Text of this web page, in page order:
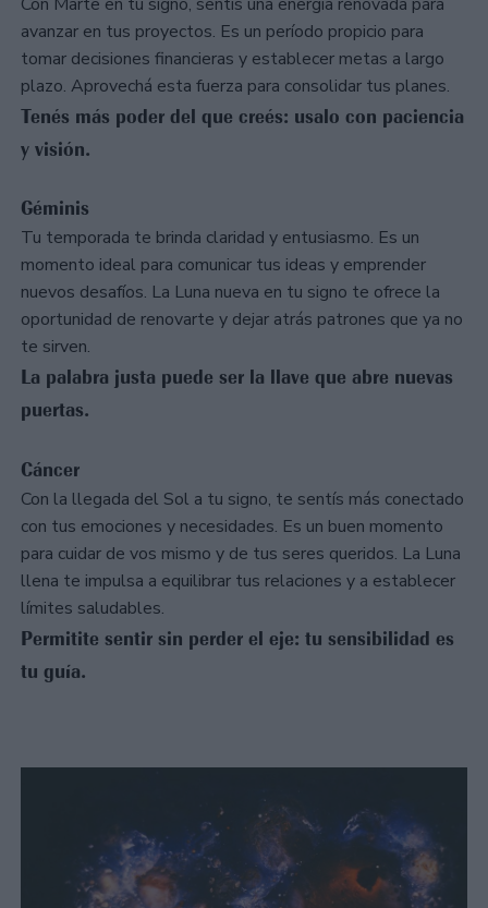
avanzar en tus proyectos. Es un período propicio para
tomar decisiones financieras y establecer metas a largo
plazo. Aprovechá esta fuerza para consolidar tus planes.
Tenés más poder del que creés: usalo con paciencia
y visión.
Géminis
Tu temporada te brinda claridad y entusiasmo. Es un
momento ideal para comunicar tus ideas y emprender
nuevos desafíos. La Luna nueva en tu signo te ofrece la
oportunidad de renovarte y dejar atrás patrones que ya no
te sirven.
La palabra justa puede ser la llave que abre nuevas
puertas.
Cáncer
Con la llegada del Sol a tu signo, te sentís más conectado
con tus emociones y necesidades. Es un buen momento
para cuidar de vos mismo y de tus seres queridos. La Luna
llena te impulsa a equilibrar tus relaciones y a establecer
límites saludables.
Permitite sentir sin perder el eje: tu sensibilidad es
tu guía.